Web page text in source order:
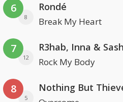
6
8
Rondé
Break My Heart
7
12
R3hab, Inna &
Rock My Body
8
5
Nothing But